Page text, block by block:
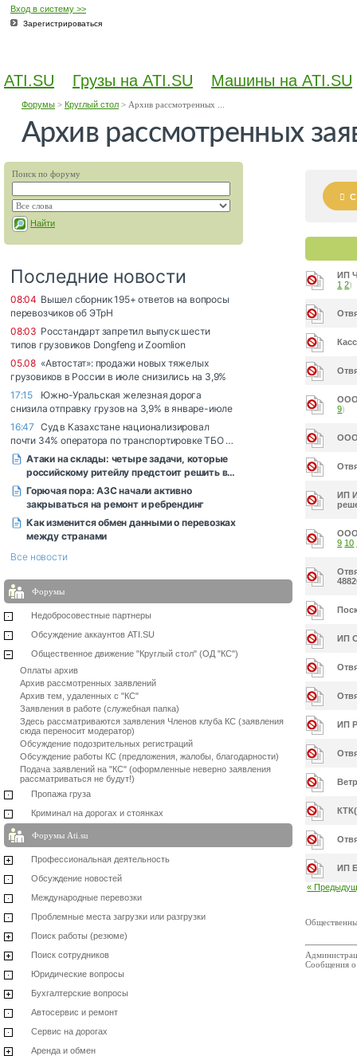
Вход в систему >>
Зарегистрироваться
ATI.SU Грузы на ATI.SU Машины на ATI.SU
Архив рассмотренных
Форумы > Круглый стол > Архив рассмотренных ...
Поиск по форуму
Найти
Форумы
Недобросовестные партнеры
Обсуждение аккаунтов ATI.SU
Общественное движение "Круглый стол" (ОД "КС")
Оплаты архив
Архив рассмотренных заявлений
Архив тем, удаленных с "КС"
Заявления в работе (служебная папка)
Здесь рассматриваются заявления Членов клуба КС (заявления
сюда переносит модератор)
Обсуждение подозрительных регистраций
Обсуждение работы КС (предложения, жалобы, благодарности)
Подача заявлений на "КС" (оформленные неверно заявления
рассматриваться не будут!)
Пропажа груза
Криминал на дорогах и стоянках
Форумы Ati.su
Профессиональная деятельность
Обсуждение новостей
Международные перевозки
Проблемные места загрузки или разгрузки
Поиск работы (резюме)
Поиск сотрудников
Юридические вопросы
Бухгалтерские вопросы
Автосервис и ремонт
Сервис на дорогах
Аренда и обмен
ИП
1 2)
ООО
9)
ООО
ИП
ООО
9 10
ИП
ИП
ИП
«
Сообщения о